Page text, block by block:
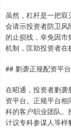
虽然，杠杆是一把
会请示投资者防卫风
的止损线，幸免因
机制，匡助投资者在
## 剿袭正规配资平
在昭通，投资者剿
资平台。正规平台
科的客户职业团队。
计议专科参谋人等样